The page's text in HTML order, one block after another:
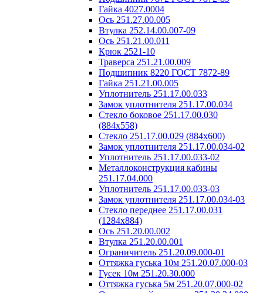
Гайка 4027.0004
Ось 251.27.00.005
Втулка 252.14.00.007-09
Ось 251.21.00.011
Крюк 2521-10
Траверса 251.21.00.009
Подшипник 8220 ГОСТ 7872-89
Гайка 251.21.00.005
Уплотнитель 251.17.00.033
Замок уплотнителя 251.17.00.034
Стекло боковое 251.17.00.030
(884х558)
Стекло 251.17.00.029 (884х600)
Замок уплотнителя 251.17.00.034-02
Уплотнитель 251.17.00.033-02
Металлоконструкция кабины
251.17.04.000
Уплотнитель 251.17.00.033-03
Замок уплотнителя 251.17.00.034-03
Стекло переднее 251.17.00.031
(1284х884)
Ось 251.20.00.002
Втулка 251.20.00.001
Ограничитель 251.20.09.000-01
Оттяжка гуська 10м 251.20.07.000-03
Гусек 10м 251.20.30.000
Оттяжка гуська 5м 251.20.07.000-02